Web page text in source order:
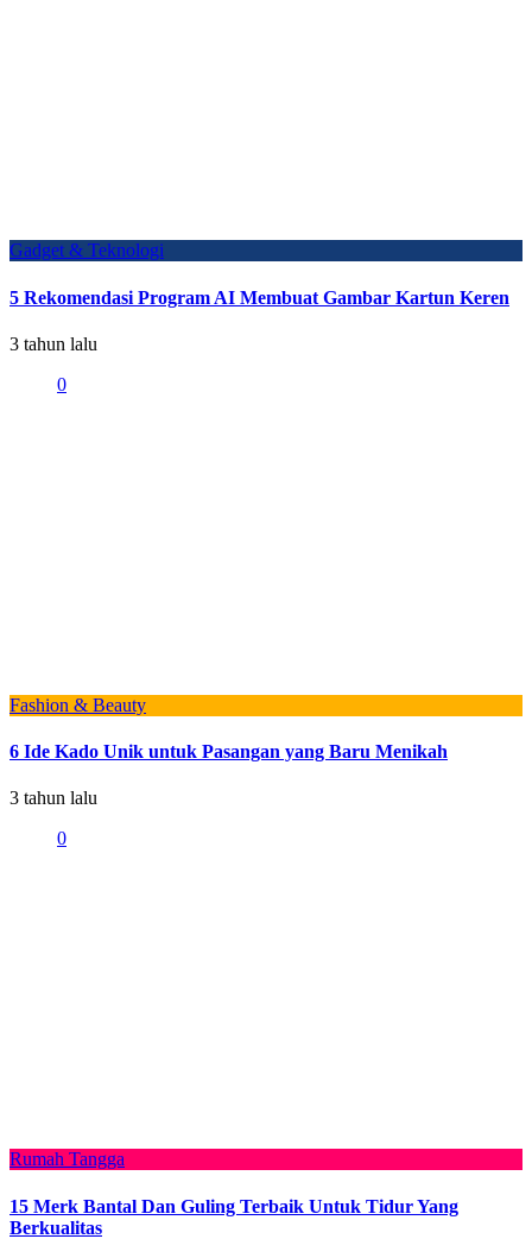
Gadget & Teknologi
5 Rekomendasi Program AI Membuat Gambar Kartun Keren
3 tahun lalu
0
Fashion & Beauty
6 Ide Kado Unik untuk Pasangan yang Baru Menikah
3 tahun lalu
0
Rumah Tangga
15 Merk Bantal Dan Guling Terbaik Untuk Tidur Yang
Berkualitas